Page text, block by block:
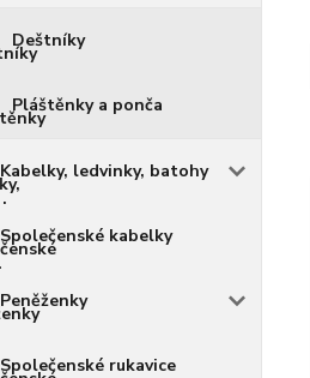
Deštníky
Pláštěnky a ponča
Kabelky, ledvinky, batohy
Společenské kabelky
Peněženky
Společenské rukavice